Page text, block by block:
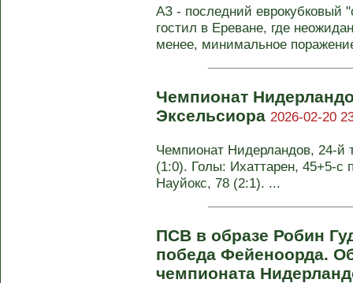
АЗ - последний еврокубковый
гостил в Ереване, где
менее, минимальное
Чемпионат
Эксельсиора 2026-02-20
Чемпионат Нидерландов, 24-й
(1:0). Голы: Ихаттарен, 45+5-с
Науйокс, 78 (2:1). ...
ПСВ в образе Робин
победа Фейеноорда.
чемпионата